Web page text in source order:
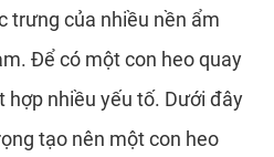
trưng của nhiều nền ẩm
Để có một con heo quay
hợp nhiều yếu tố. Dưới đây
tạo nên một con heo